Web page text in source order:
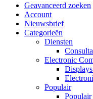
Geavanceerd zoeken
Account
Nieuwsbrief
Categorieën
Diensten
Electronic
Populair
Populair